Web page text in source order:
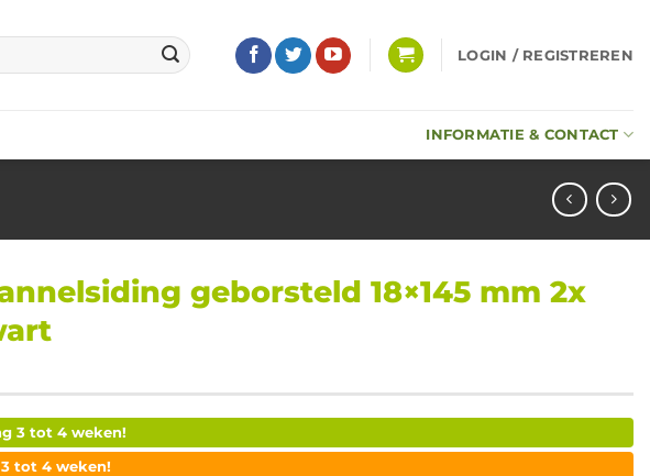
LOGIN / REGISTREREN
INFORMATIE & CONTACT
geborsteld 18×145 mm 2x
3 tot 4 weken!
tot 4 weken!